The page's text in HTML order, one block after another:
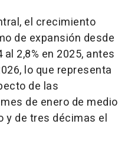
el crecimiento
de expansión desde
2,8% en 2025, antes
lo que representa
de las
de enero de medio
y de tres décimas el